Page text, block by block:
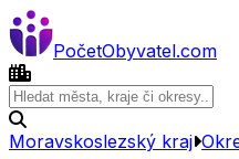
PočetObyvatel.com
Moravskoslezský kraj